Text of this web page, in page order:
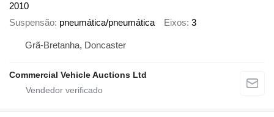
2010
Suspensão pneumática/pneumática Eixos 3
Grã-Bretanha, Doncaster
Commercial Vehicle Auctions Ltd